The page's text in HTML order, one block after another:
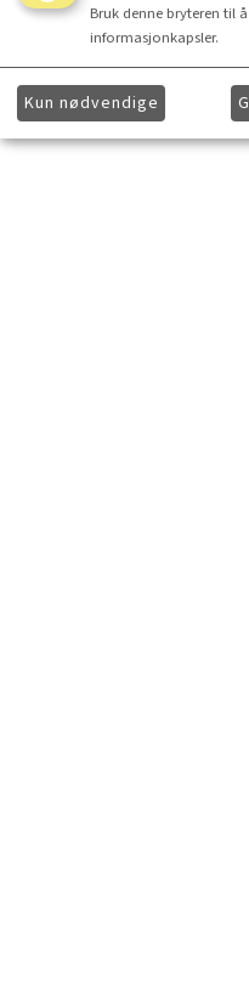
Bruk denne bryteren til
informasjonkapsler.
Kun nødvendige